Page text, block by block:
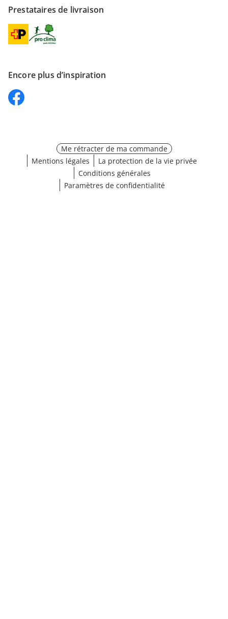
Prestataires de livraison
Encore plus d’inspiration
Me rétracter de ma commande
Mentions légales
La protection de la vie privée
Conditions générales
Paramètres de confidentialité